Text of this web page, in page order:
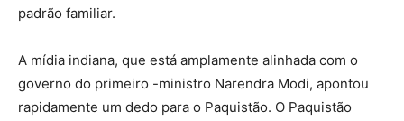
padrão familiar.
A mídia indiana, que está amplamente alinhada com o
governo do primeiro -ministro Narendra Modi, apontou
rapidamente um dedo para o Paquistão. O Paquistão